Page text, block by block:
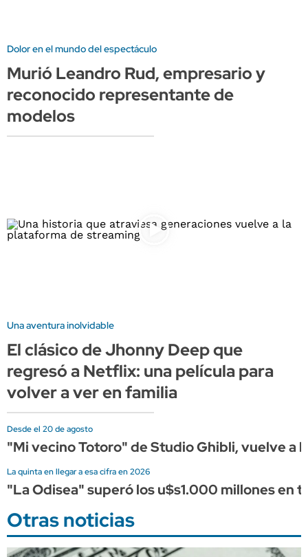
Dolor en el mundo del espectáculo
Murió Leandro Rud, empresario y
reconocido representante de
modelos
Una aventura inolvidable
El clásico de Jhonny Deep que
regresó a Netflix: una película para
volver a ver en familia
Desde el 20 de agosto
"Mi vecino Totoro" de Studio Ghibli, vuelve a
La quinta en llegar a esa cifra en 2026
"La Odisea" superó los u$s1.000 millones en
Otras noticias